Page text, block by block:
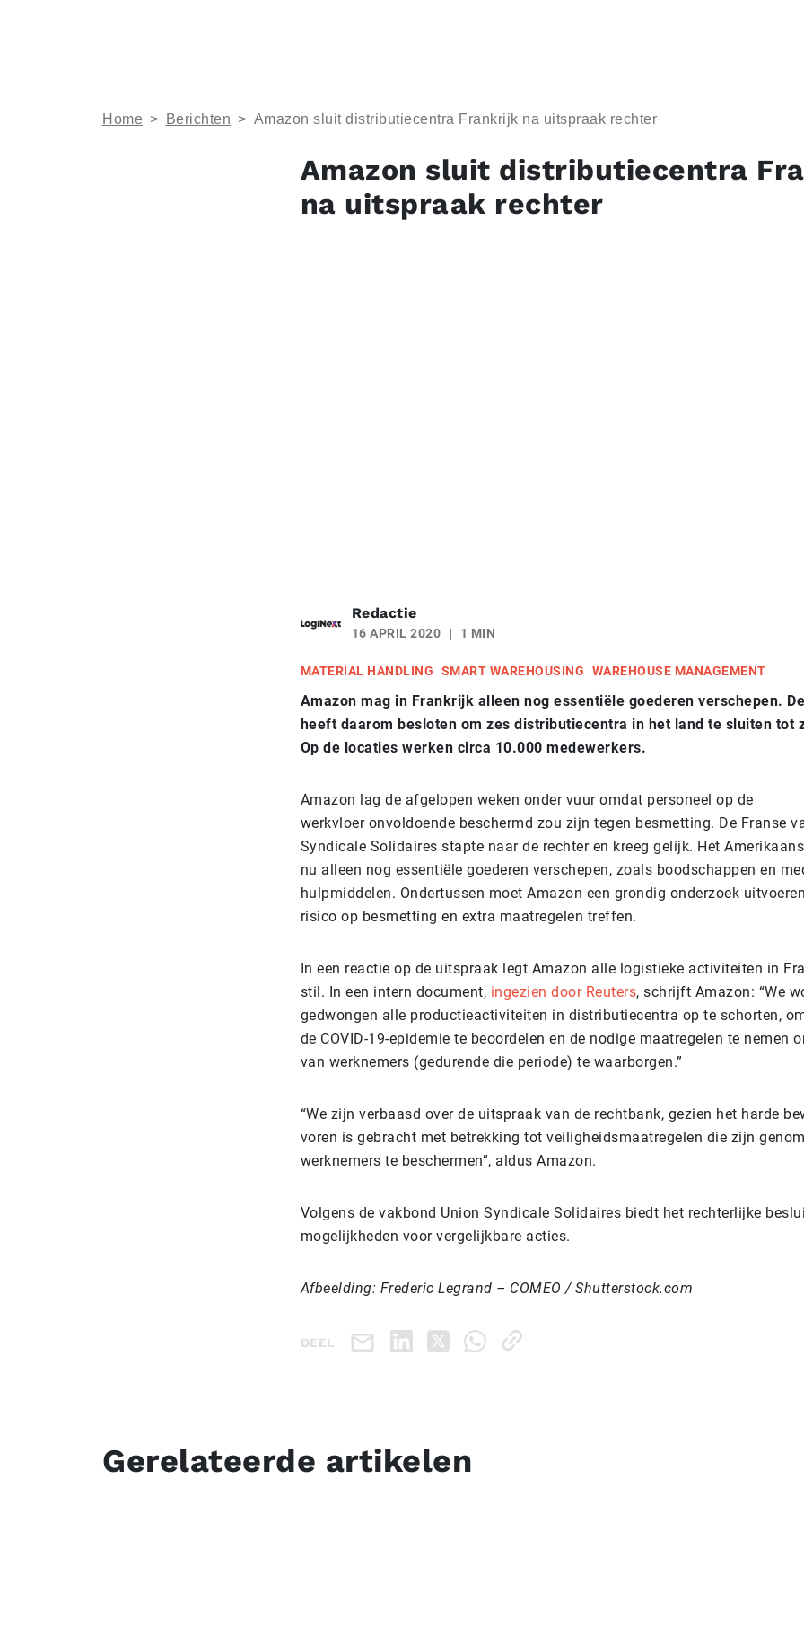
Home > Berichten > Amazon sluit distributiecentra Frankrijk na uitspraak rechter
Amazon sluit distributiecentra
na uitspraak rechter
Redactie
16 APRIL 2020 1 MIN
MATERIAL HANDLING SMART WAREHOUSING WAREHOUSE MANAGEMENT
Amazon mag in Frankrijk alleen nog essentiële goederen verschepen.
heeft daarom besloten om zes distributiecentra in het land te sluiten tot
Op de locaties werken circa 10.000 medewerkers.
Amazon lag de afgelopen weken onder vuur omdat personeel op de
werkvloer onvoldoende beschermd zou zijn tegen besmetting. De Franse
Syndicale Solidaires stapte naar de rechter en kreeg gelijk. Het
nu alleen nog essentiële goederen verschepen, zoals boodschappen en
hulpmiddelen. Ondertussen moet Amazon een grondig onderzoek
risico op besmetting en extra maatregelen treffen.
In een reactie op de uitspraak legt Amazon alle logistieke activiteiten in
stil. In een intern document, ingezien door Reuters, schrijft Amazon: “We
gedwongen alle productieactiviteiten in distributiecentra op te schorten,
de COVID-19-epidemie te beoordelen en de nodige maatregelen te nemen
van werknemers (gedurende die periode) te waarborgen.”
“We zijn verbaasd over de uitspraak van de rechtbank, gezien het harde
voren is gebracht met betrekking tot veiligheidsmaatregelen die zijn
werknemers te beschermen”, aldus Amazon.
Volgens de vakbond Union Syndicale Solidaires biedt het rechterlijke
mogelijkheden voor vergelijkbare acties.
Afbeelding: Frederic Legrand – COMEO / Shutterstock.com
DEEL
Gerelateerde artikelen